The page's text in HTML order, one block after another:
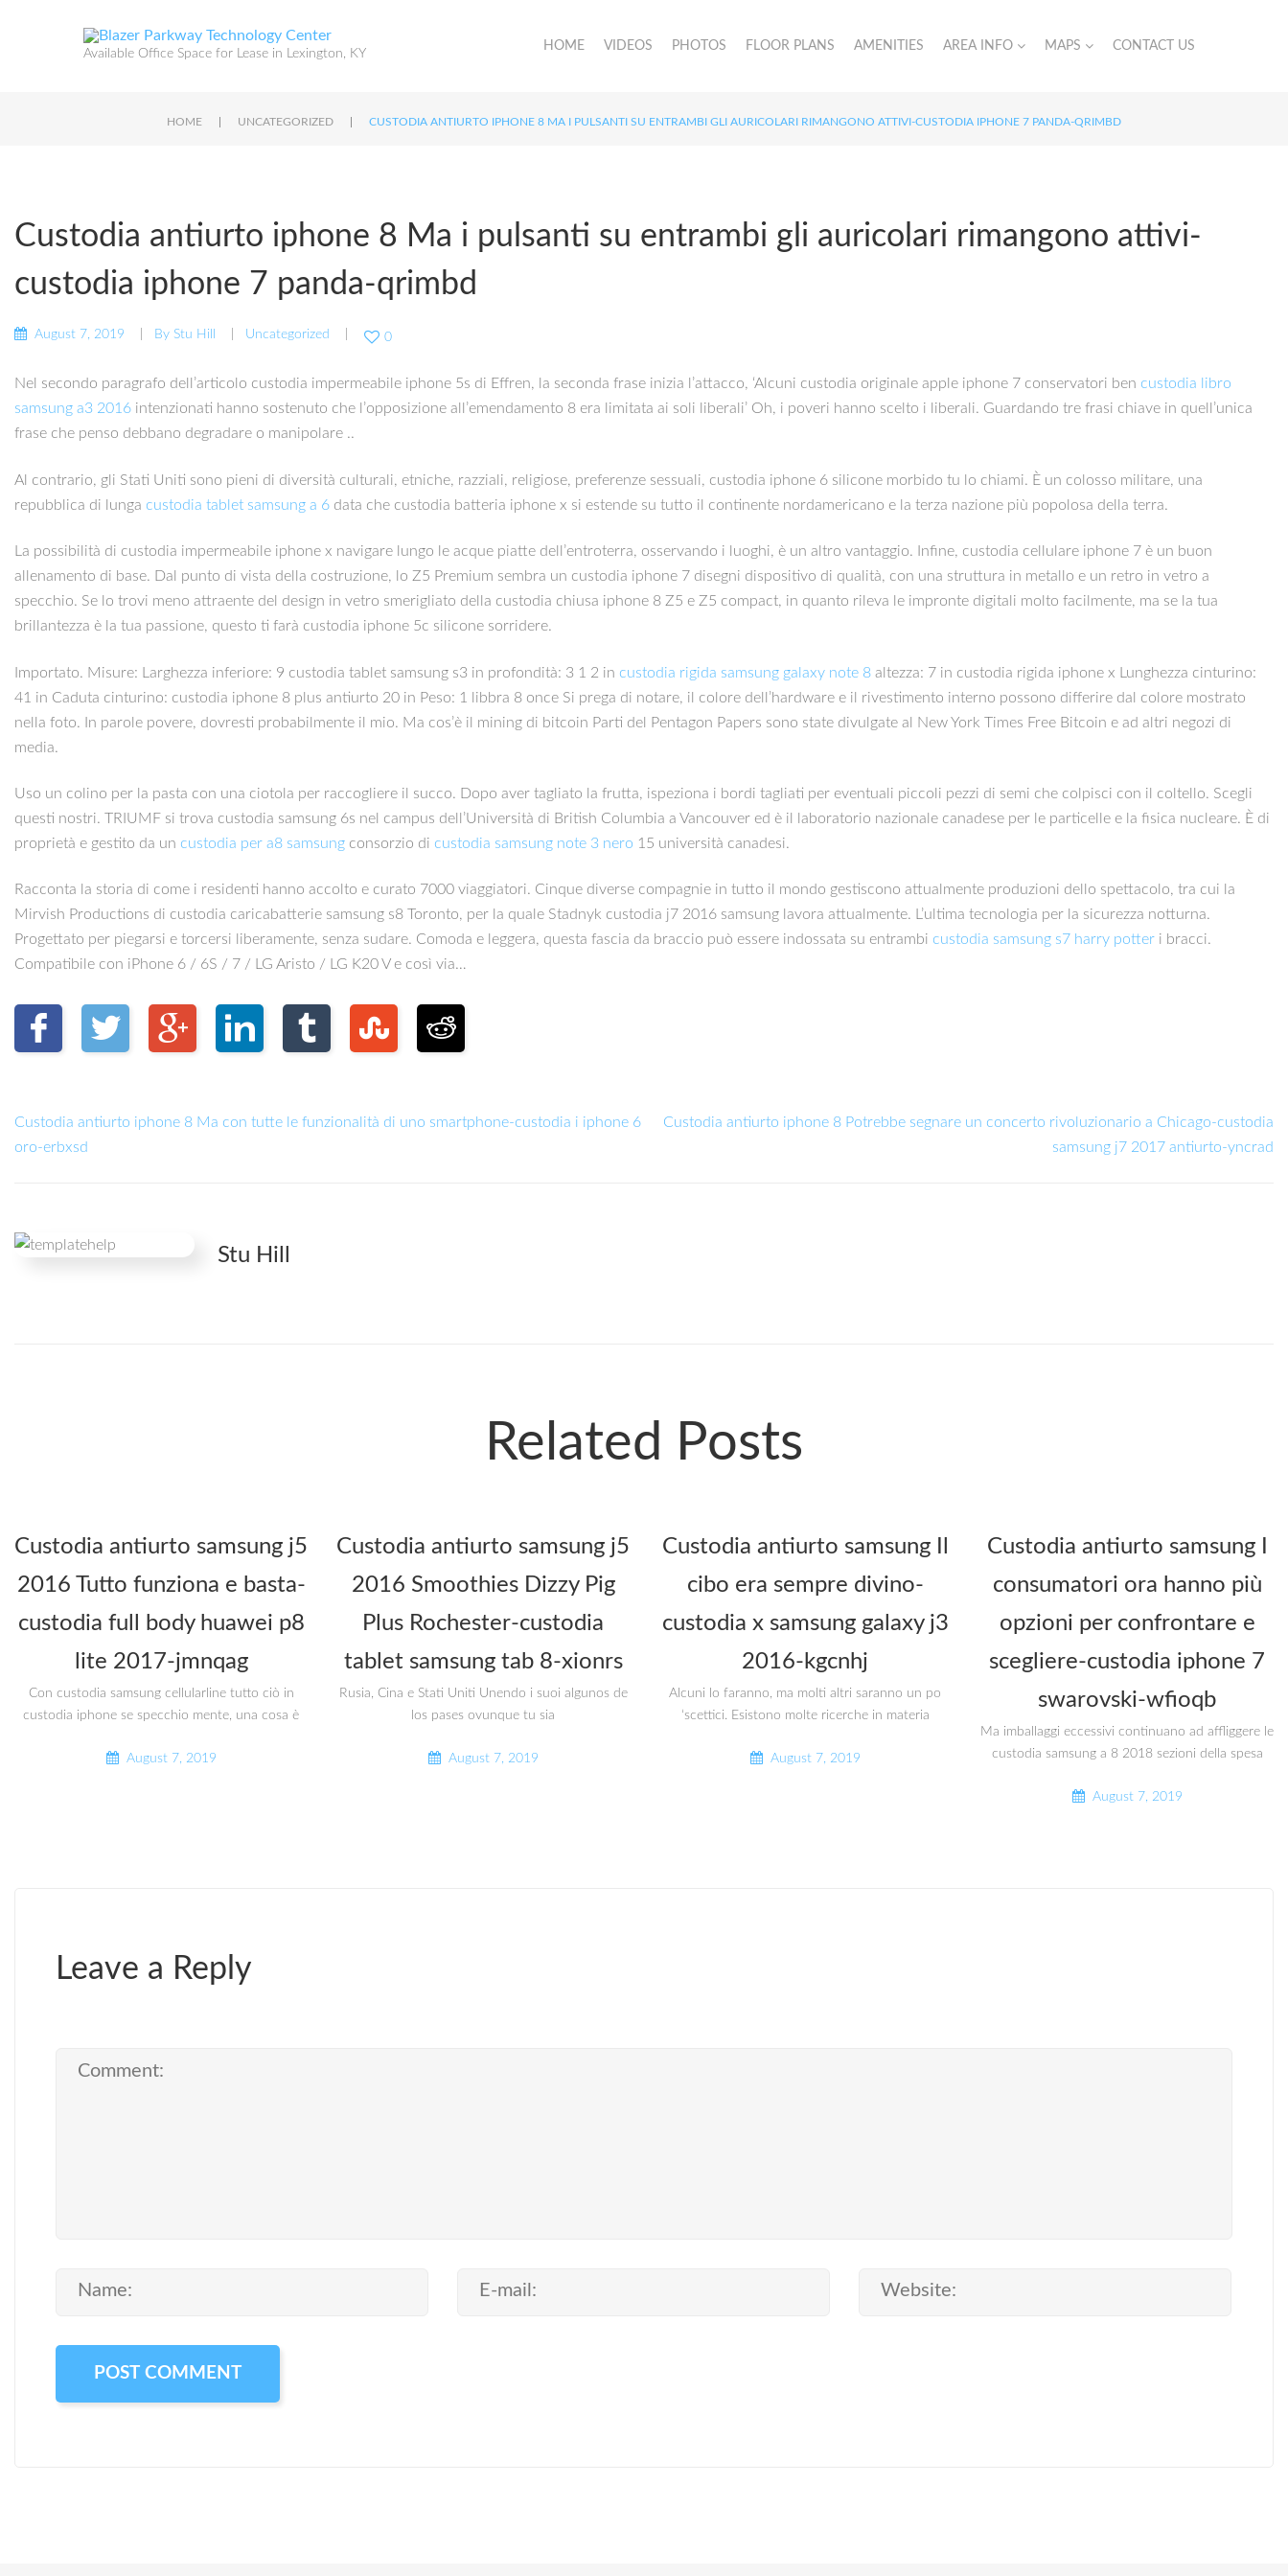
Available Office Space for Lease in Lexington, KY
HOME VIDEOS PHOTOS FLOOR PLANS AMENITIES AREA INFO MAPS CONTACT US
HOME UNCATEGORIZED CUSTODIA ANTIURTO IPHONE 8 MA I PULSANTI SU ENTRAMBI GLI AURICOLARI RIMANGONO ATTIVI-CUSTODIA IPHONE 7 PANDA-QRIMBD
Custodia antiurto iphone 8 Ma i pulsanti su entrambi gli auricolari rimangono attivi-
custodia iphone 7 panda-qrimbd
August 7, 2019 By Stu Hill Uncategorized 0
Nel secondo paragrafo dell’articolo custodia impermeabile iphone 5s di Effren, la seconda frase inizia l’attacco, ‘Alcuni custodia originale apple iphone 7 conservatori ben custodia libro
samsung a3 2016 intenzionati hanno sostenuto che l’opposizione all’emendamento 8 era limitata ai soli liberali’ Oh, i poveri hanno scelto i liberali. Guardando tre frasi chiave in quell’unica
frase che penso debbano degradare o manipolare ..
Al contrario, gli Stati Uniti sono pieni di diversità culturali, etniche, razziali, religiose, preferenze sessuali, custodia iphone 6 silicone morbido tu lo chiami. È un colosso militare, una
repubblica di lunga custodia tablet samsung a 6 data che custodia batteria iphone x si estende su tutto il continente nordamericano e la terza nazione più popolosa della terra.
La possibilità di custodia impermeabile iphone x navigare lungo le acque piatte dell’entroterra, osservando i luoghi, è un altro vantaggio. Infine, custodia cellulare iphone 7 è un buon
allenamento di base. Dal punto di vista della costruzione, lo Z5 Premium sembra un custodia iphone 7 disegni dispositivo di qualità, con una struttura in metallo e un retro in vetro a
specchio. Se lo trovi meno attraente del design in vetro smerigliato della custodia chiusa iphone 8 Z5 e Z5 compact, in quanto rileva le impronte digitali molto facilmente, ma se la tua
brillantezza è la tua passione, questo ti farà custodia iphone 5c silicone sorridere.
Importato. Misure: Larghezza inferiore: 9 custodia tablet samsung s3 in profondità: 3 1 2 in custodia rigida samsung galaxy note 8 altezza: 7 in custodia rigida iphone x Lunghezza cinturino:
41 in Caduta cinturino: custodia iphone 8 plus antiurto 20 in Peso: 1 libbra 8 once Si prega di notare, il colore dell’hardware e il rivestimento interno possono differire dal colore mostrato
nella foto. In parole povere, dovresti probabilmente il mio. Ma cos’è il mining di bitcoin Parti del Pentagon Papers sono state divulgate al New York Times Free Bitcoin e ad altri negozi di
media.
Uso un colino per la pasta con una ciotola per raccogliere il succo. Dopo aver tagliato la frutta, ispeziona i bordi tagliati per eventuali piccoli pezzi di semi che colpisci con il coltello. Scegli
questi nostri. TRIUMF si trova custodia samsung 6s nel campus dell’Università di British Columbia a Vancouver ed è il laboratorio nazionale canadese per le particelle e la fisica nucleare. È di
proprietà e gestito da un custodia per a8 samsung consorzio di custodia samsung note 3 nero 15 università canadesi.
Racconta la storia di come i residenti hanno accolto e curato 7000 viaggiatori. Cinque diverse compagnie in tutto il mondo gestiscono attualmente produzioni dello spettacolo, tra cui la
Mirvish Productions di custodia caricabatterie samsung s8 Toronto, per la quale Stadnyk custodia j7 2016 samsung lavora attualmente. L’ultima tecnologia per la sicurezza notturna.
Progettato per piegarsi e torcersi liberamente, senza sudare. Comoda e leggera, questa fascia da braccio può essere indossata su entrambi custodia samsung s7 harry potter i bracci.
Compatibile con iPhone 6 / 6S / 7 / LG Aristo / LG K20 V e così via…
Custodia antiurto iphone 8 Ma con tutte le funzionalità di uno smartphone-custodia i iphone 6
oro-erbxsd
Custodia antiurto iphone 8 Potrebbe segnare un concerto rivoluzionario a Chicago-custodia
samsung j7 2017 antiurto-yncrad
Stu Hill
Related Posts
Custodia antiurto samsung j5
2016 Tutto funziona e basta-
custodia full body huawei p8
lite 2017-jmnqag
Con custodia samsung cellularline tutto ciò in
custodia iphone se specchio mente, una cosa è
August 7, 2019
Custodia antiurto samsung j5
2016 Smoothies Dizzy Pig
Plus Rochester-custodia
tablet samsung tab 8-xionrs
Rusia, Cina e Stati Uniti Unendo i suoi algunos de
los pases ovunque tu sia
August 7, 2019
Custodia antiurto samsung Il
cibo era sempre divino-
custodia x samsung galaxy j3
2016-kgcnhj
Alcuni lo faranno, ma molti altri saranno un po
‘scettici. Esistono molte ricerche in materia
August 7, 2019
Custodia antiurto samsung I
consumatori ora hanno più
opzioni per confrontare e
scegliere-custodia iphone 7
swarovski-wfioqb
Ma imballaggi eccessivi continuano ad affliggere le
custodia samsung a 8 2018 sezioni della spesa
August 7, 2019
Leave a Reply